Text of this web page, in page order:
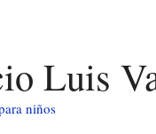
Luis
niños